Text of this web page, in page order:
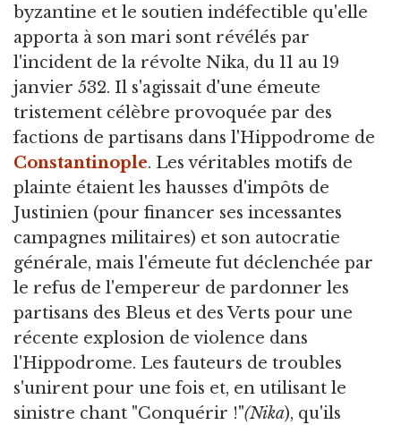
byzantine et le soutien indéfectible qu'elle
apporta à son mari sont révélés par
l'incident de la révolte Nika, du 11 au 19
janvier 532. Il s'agissait d'une émeute
tristement célèbre provoquée par des
factions de partisans dans l'Hippodrome de
Constantinople. Les véritables motifs de
plainte étaient les hausses d'impôts de
Justinien (pour financer ses incessantes
campagnes militaires) et son autocratie
générale, mais l'émeute fut déclenchée par
le refus de l'empereur de pardonner les
partisans des Bleus et des Verts pour une
récente explosion de violence dans
l'Hippodrome. Les fauteurs de troubles
s'unirent pour une fois et, en utilisant le
sinistre chant "Conquérir !"(Nika), qu'ils